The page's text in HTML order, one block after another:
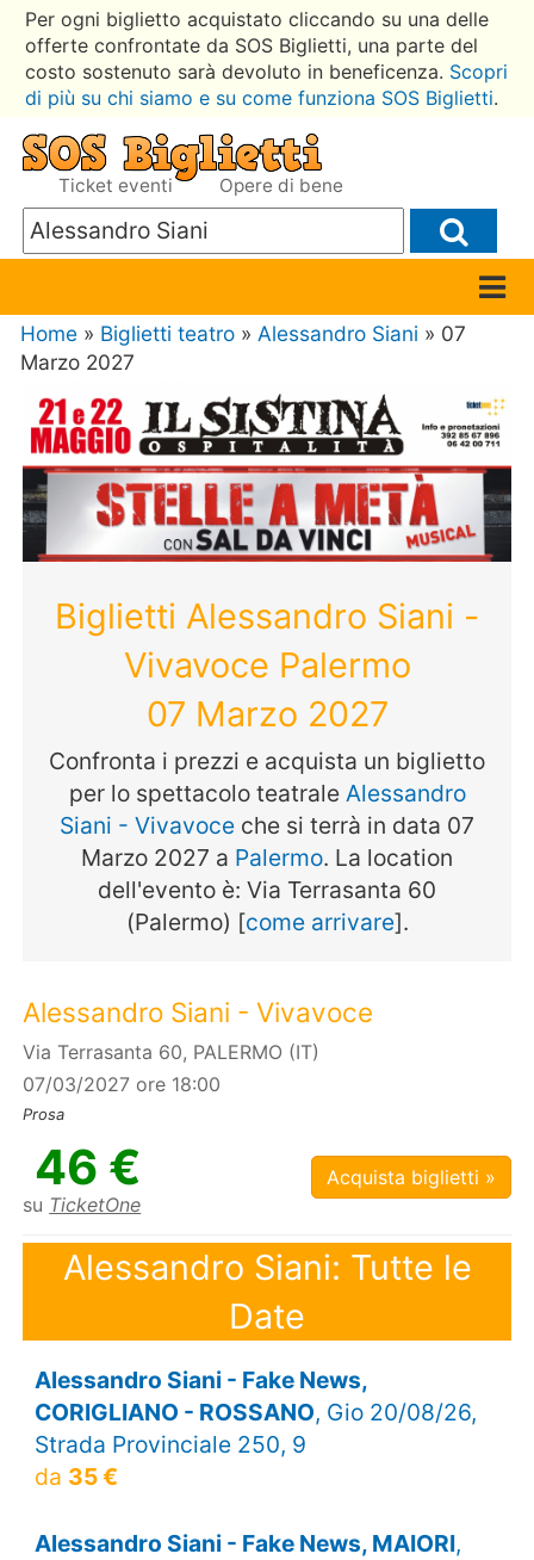
Per ogni biglietto acquistato cliccando su una delle
offerte confrontate da SOS Biglietti, una parte del
costo sostenuto sarà devoluto in beneficenza. Scopri
di più su chi siamo e su come funziona SOS Biglietti.
Ticket eventi Opere di bene
Home » Biglietti teatro »Alessandro Siani » 07
Marzo 2027
Biglietti Alessandro Siani -
Vivavoce Palermo
07 Marzo 2027
Confronta i prezzi e acquista un biglietto
per lo spettacolo teatrale Alessandro
Siani - Vivavoce che si terrà in data 07
Marzo 2027 a Palermo. La location
dell'evento è: Via Terrasanta 60
(Palermo) [come arrivare].
Alessandro Siani - Vivavoce
Via Terrasanta 60, PALERMO (IT)
07/03/2027 ore 18:00
Prosa
46 €
su TicketOne
Acquista biglietti »
Alessandro Siani: Tutte le
Date
Alessandro Siani - Fake News,
CORIGLIANO - ROSSANO, Gio 20/08/26,
Strada Provinciale 250, 9
da 35 €
Alessandro Siani - Fake News, MAIORI,